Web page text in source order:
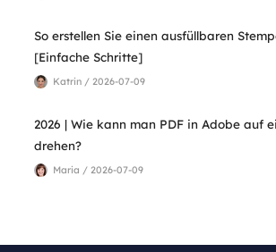
So erstellen Sie einen ausfüllbaren
[Einfache Schritte]
Katrin / 2026-07-09
2026 | Wie kann man PDF in Adobe auf
drehen?
Maria / 2026-07-09